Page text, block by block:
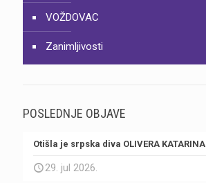
VOŽDOVAC
Zanimljivosti
POSLEDNJE OBJAVE
Otišla je srpska diva OLIVERA KATARINA
29. jul 2026.